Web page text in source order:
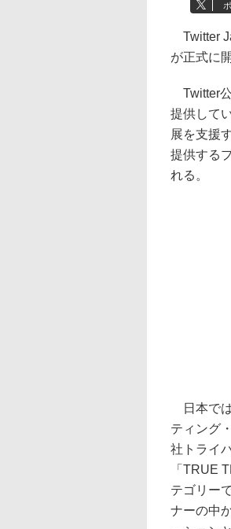
Twitter
が正式に
Twitter
提供して
展を支援
提供する
れる。
日本で
ティング
社トライ
「TRUE
テゴリー
ナーの中